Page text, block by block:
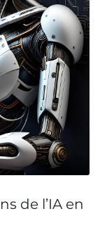
de l’IA en